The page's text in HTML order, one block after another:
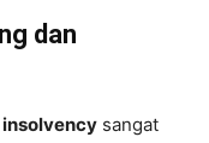
dan
insolvency sangat